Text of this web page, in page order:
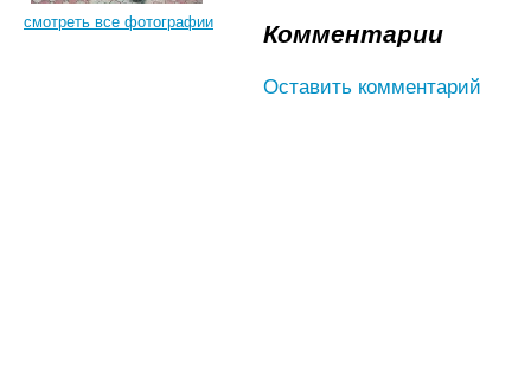
смотреть все фотографии Комментарии
Оставить комментарий